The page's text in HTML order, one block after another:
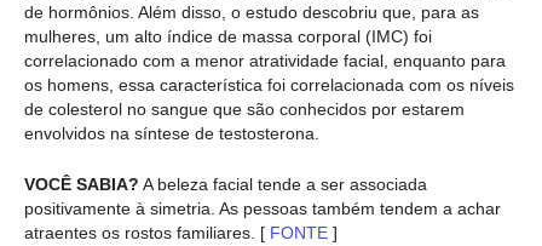
de hormônios. Além disso, o estudo descobriu que, para as
mulheres, um alto índice de massa corporal (IMC) foi
correlacionado com a menor atratividade facial, enquanto para
os homens, essa característica foi correlacionada com os níveis
de colesterol no sangue que são conhecidos por estarem
envolvidos na síntese de testosterona.
VOCÊ SABIA? A beleza facial tende a ser associada
positivamente à simetria. As pessoas também tendem a achar
atraentes os rostos familiares. [ FONTE ]